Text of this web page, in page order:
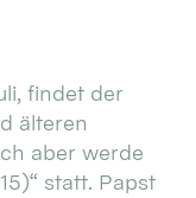
findet der
älteren
aber werde
statt. Papst